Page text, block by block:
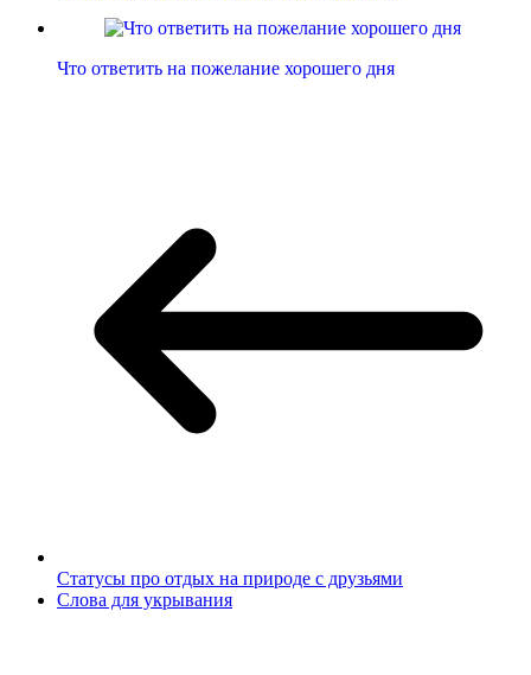
Что ответить на пожелание хорошего дня
Статусы про отдых на природе с друзьями
Слова для укрывания